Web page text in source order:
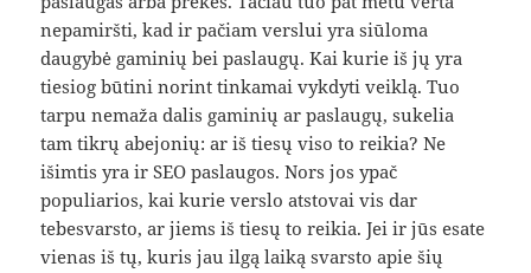
nepamiršti, kad ir pačiam verslui yra siūloma
daugybė gaminių bei paslaugų. Kai kurie iš jų yra
tiesiog būtini norint tinkamai vykdyti veiklą. Tuo
tarpu nemaža dalis gaminių ar paslaugų, sukelia
tam tikrų abejonių: ar iš tiesų viso to reikia? Ne
išimtis yra ir SEO paslaugos. Nors jos ypač
populiarios, kai kurie verslo atstovai vis dar
tebesvarsto, ar jiems iš tiesų to reikia. Jei ir jūs esate
vienas iš tų, kuris jau ilgą laiką svarsto apie šių